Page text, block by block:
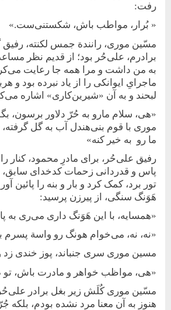
رفت:
« بُرار، مواطب باش، شکستنی‌ست.»
مسّین موری، رانندة جمس لکنته، رفیق
برادرم، علی‌حُر بود؛ از قدیم نظر
به‌ من داشت و مرا همه جا رعایت
ماجرایِ ایوانکی را از یاد نبرده بود و
لبحند و به آن «شیرین‌کاری» اشاره
«هی، سلام مارو به حُرّ دلاور برسون،
موری با قوم بنی‌هندل آب به گل
ما رو به خیر کنه»
رفیق علی‌حُر، برای مادرِ محمود، کنار
پاس و قدردانی زحمات کدخدای سابق،
تور برد، کمک کرد و بار و بنه را پائین
هَوَنگ سنگی، از پیرزن پرسید:
«همسایه، با این هَوَنگ داری می‌ری به
«نه، نه، می‌خوام هونگ رو واسة پسرم
مسین موری سری جنباند، پوز خندی
«هی، مواظب خواهر و مادرت باش، تو
مسّین موری کُلَش زیر بغل برادر
هنوز به آن معنا مرد نشده بودم، بلکه